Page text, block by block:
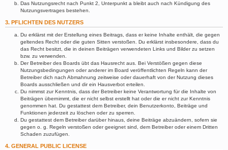
Das Nutzungsrecht nach Punkt 2, Unterpunkt a bleibt auch nach Kündigung des
Nutzungsvertrages bestehen.
3. PFLICHTEN DES NUTZERS
Du erklärst mit der Erstellung eines Beitrags, dass er keine Inhalte enthält, die gegen
geltendes Recht oder die guten Sitten verstoßen. Du erklärst insbesondere, dass du
das Recht besitzt, die in deinen Beiträgen verwendeten Links und Bilder zu setzen
bzw. zu verwenden.
Der Betreiber des Boards übt das Hausrecht aus. Bei Verstößen gegen diese
Nutzungsbedingungen oder anderer im Board veröffentlichten Regeln kann der
Betreiber dich nach Abmahnung zeitweise oder dauerhaft von der Nutzung dieses
Boards ausschließen und dir ein Hausverbot erteilen.
Du nimmst zur Kenntnis, dass der Betreiber keine Verantwortung für die Inhalte von
Beiträgen übernimmt, die er nicht selbst erstellt hat oder die er nicht zur Kenntnis
genommen hat. Du gestattest dem Betreiber, dein Benutzerkonto, Beiträge und
Funktionen jederzeit zu löschen oder zu sperren.
Du gestattest dem Betreiber darüber hinaus, deine Beiträge abzuändern, sofern sie
gegen o. g. Regeln verstoßen oder geeignet sind, dem Betreiber oder einem Dritten
Schaden zuzufügen.
4. GENERAL PUBLIC LICENSE